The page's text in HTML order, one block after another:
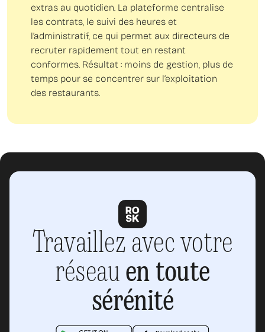
extras au quotidien. La plateforme centralise
les contrats, le suivi des heures et
l’administratif, ce qui permet aux directeurs de
recruter rapidement tout en restant
conformes. Résultat : moins de gestion, plus de
temps pour se concentrer sur l’exploitation
des restaurants.
Travaillez avec votre
réseauen toute
sérénité